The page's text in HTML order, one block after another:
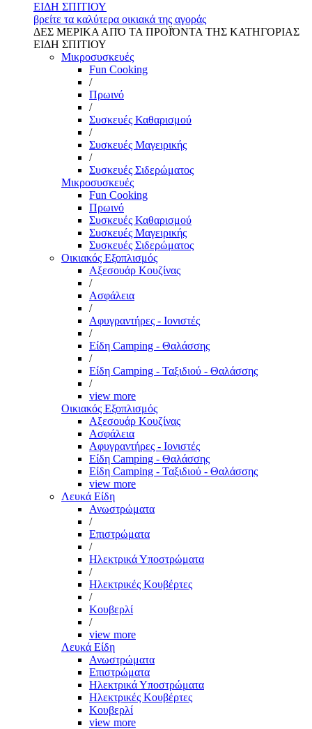
ΕΙΔΗ ΣΠΙΤΙΟΥ
βρείτε τα καλύτερα οικιακά της αγοράς
ΔΕΣ ΜΕΡΙΚΑ ΑΠΌ ΤΑ ΠΡΟΪΌΝΤΑ ΤΗΣ ΚΑΤΗΓΟΡΙΑΣ
ΕΙΔΗ ΣΠΙΤΙΟΥ
Μικροσυσκευές
Fun Cooking
/
Πρωινό
/
Συσκευές Καθαρισμού
/
Συσκευές Μαγειρικής
/
Συσκευές Σιδερώματος
Μικροσυσκευές
Fun Cooking
Πρωινό
Συσκευές Καθαρισμού
Συσκευές Μαγειρικής
Συσκευές Σιδερώματος
Οικιακός Εξοπλισμός
Αξεσουάρ Κουζίνας
/
Ασφάλεια
/
Αφυγραντήρες - Ιονιστές
/
Είδη Camping - Θαλάσσης
/
Είδη Camping - Ταξιδιού - Θαλάσσης
/
view more
Οικιακός Εξοπλισμός
Αξεσουάρ Κουζίνας
Ασφάλεια
Αφυγραντήρες - Ιονιστές
Είδη Camping - Θαλάσσης
Είδη Camping - Ταξιδιού - Θαλάσσης
view more
Λευκά Είδη
Ανωστρώματα
/
Επιστρώματα
/
Ηλεκτρικά Υποστρώματα
/
Ηλεκτρικές Κουβέρτες
/
Κουβερλί
/
view more
Λευκά Είδη
Ανωστρώματα
Επιστρώματα
Ηλεκτρικά Υποστρώματα
Ηλεκτρικές Κουβέρτες
Κουβερλί
view more